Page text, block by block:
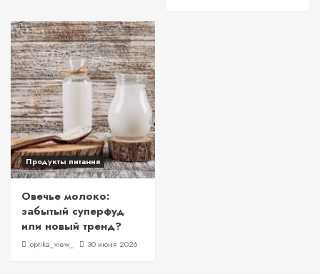
Продукты питания
Овечье молоко:
забытый суперфуд
или новый тренд?
optika_view_ 30 июня 2026